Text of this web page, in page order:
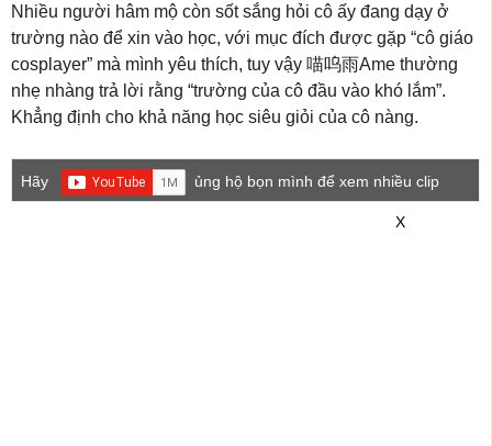
Nhiều người hâm mộ còn sốt sắng hỏi cô ấy đang dạy ở
trường nào để xin vào học, với mục đích được gặp “cô giáo
cosplayer” mà mình yêu thích, tuy vậy 喵呜雨Ame thường
nhẹ nhàng trả lời rằng “trường của cô đầu vào khó lắm”.
Khẳng định cho khả năng học siêu giỏi của cô nàng.
Hãy
ủng hộ bọn mình để xem nhiều clip
X